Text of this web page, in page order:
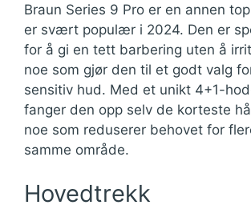
Braun Series 9 Pro er en annen
er svært populær i 2024. Den er
for å gi en tett barbering uten å
noe som gjør den til et godt valg
sensitiv hud. Med et unikt 4+1-
fanger den opp selv de korteste
noe som reduserer behovet for
samme område.
Hovedtrekk